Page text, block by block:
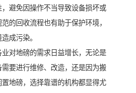
避免因操作不当导致设备损坏或
的回收流程也有助于保护环境，
成污染。
对地磅的需求日益增长，无论是
要进行维修、改造，还是因为搬
地磅，选择靠谱的机构都显得尤